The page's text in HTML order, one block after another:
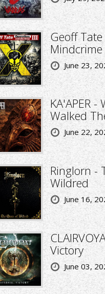
Geoff
Mindcrime
June 23,
KA'APER -
Walked
June 22,
Ringlorn -
Wildred
June 16,
Victory
June 03,